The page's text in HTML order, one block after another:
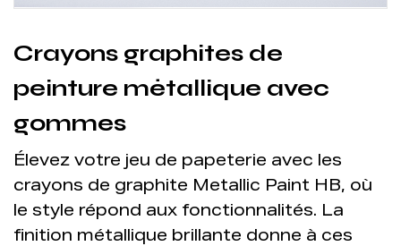
Crayons graphites de
peinture métallique avec
gommes
Élevez votre jeu de papeterie avec les
crayons de graphite Metallic Paint HB, où
le style répond aux fonctionnalités. La
finition métallique brillante donne à ces